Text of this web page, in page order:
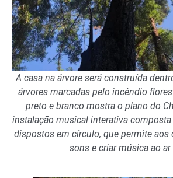
A casa na árvore será construída
árvores marcadas pelo incêndio
preto e branco mostra o plano do
instalação musical interativa
dispostos em círculo, que permite aos
sons e criar música ao ar